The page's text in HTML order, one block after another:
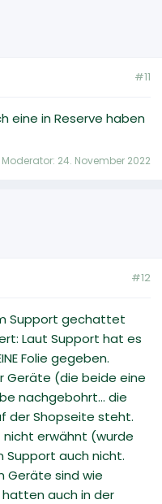
#11
eine in Reserve haben
24. November 2022
#12
Support gechattet
Laut Support hat es
Folie gegeben.
Geräte (die beide eine
nachgebohrt... die
der Shopseite steht.
nicht erwähnt (wurde
Support auch nicht.
Geräte sind wie
hatten auch in der